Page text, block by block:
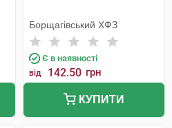
Борщагівський ХФЗ
Є в наявності
від 142.50 грн
КУПИТИ